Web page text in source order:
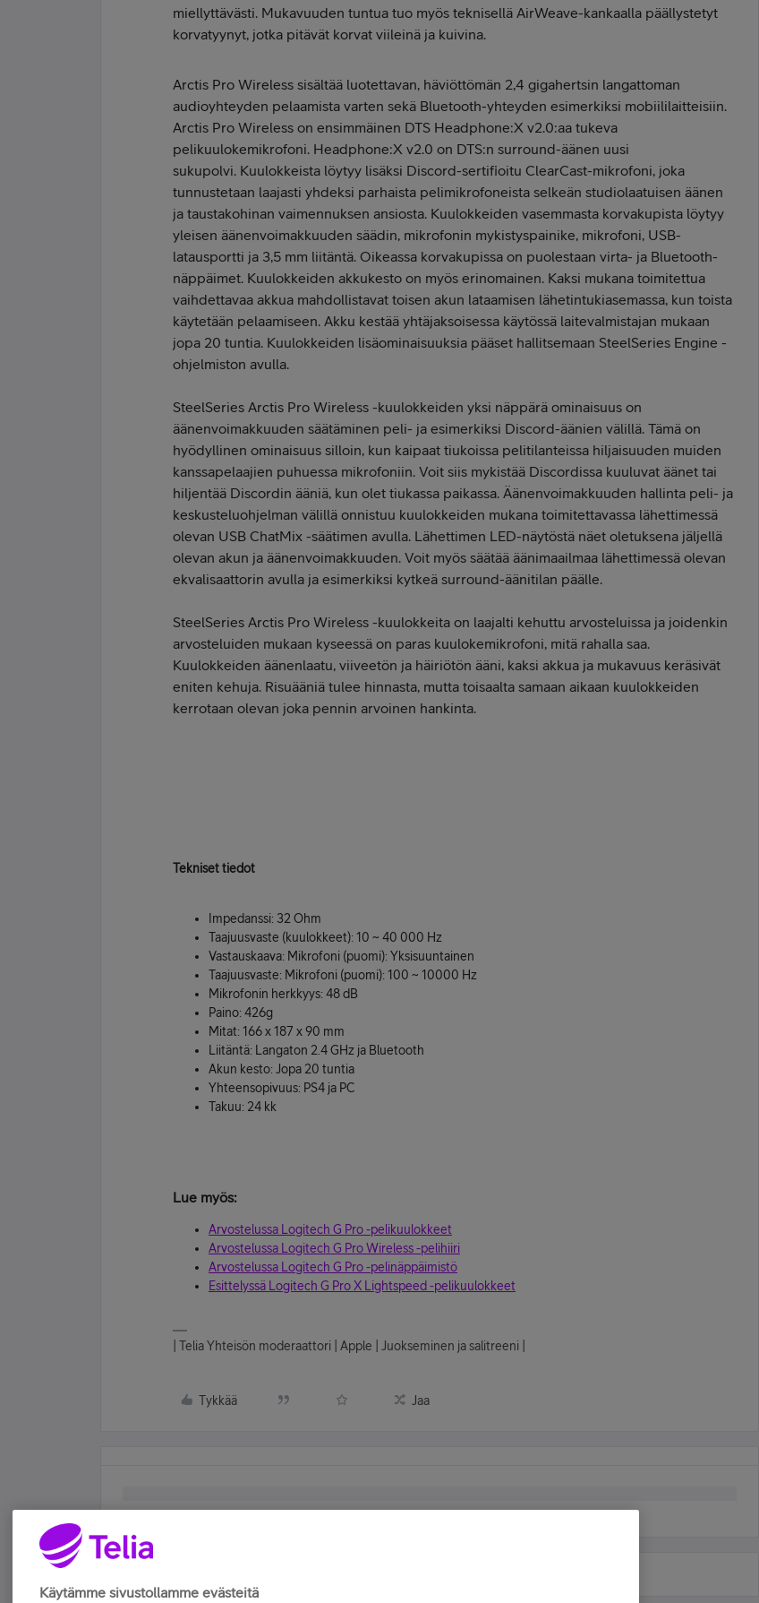
miellyttävästi. Mukavuuden tuntua tuo myös teknisellä AirWeave-kankaalla päällystetyt
korvatyynyt, jotka pitävät korvat viileinä ja kuivina.
Arctis Pro Wireless sisältää luotettavan, häviöttömän 2,4 gigahertsin langattoman
audioyhteyden pelaamista varten sekä Bluetooth-yhteyden esimerkiksi mobiililaitteisiin.
Arctis Pro Wireless on ensimmäinen DTS Headphone:X v2.0:aa tukeva
pelikuulokemikrofoni. Headphone:X v2.0 on DTS:n surround-äänen uusi
sukupolvi. Kuulokkeista löytyy lisäksi Discord-sertifioitu ClearCast-mikrofoni, joka
tunnustetaan laajasti yhdeksi parhaista pelimikrofoneista selkeän studiolaatuisen äänen
ja taustakohinan vaimennuksen ansiosta. Kuulokkeiden vasemmasta korvakupista löytyy
yleisen äänenvoimakkuuden säädin, mikrofonin mykistyspainike, mikrofoni, USB-
latausportti ja 3,5 mm liitäntä. Oikeassa korvakupissa on puolestaan virta- ja Bluetooth-
näppäimet. Kuulokkeiden akkukesto on myös erinomainen. Kaksi mukana toimitettua
vaihdettavaa akkua mahdollistavat toisen akun lataamisen lähetintukiasemassa, kun toista
käytetään pelaamiseen. Akku kestää yhtäjaksoisessa käytössä laitevalmistajan mukaan
jopa 20 tuntia. Kuulokkeiden lisäominaisuuksia pääset hallitsemaan SteelSeries Engine -
ohjelmiston avulla.
SteelSeries Arctis Pro Wireless -kuulokkeiden yksi näppärä ominaisuus on
äänenvoimakkuuden säätäminen peli- ja esimerkiksi Discord-äänien välillä. Tämä on
hyödyllinen ominaisuus silloin, kun kaipaat tiukoissa pelitilanteissa hiljaisuuden muiden
kanssapelaajien puhuessa mikrofoniin. Voit siis mykistää Discordissa kuuluvat äänet tai
hiljentää Discordin ääniä, kun olet tiukassa paikassa. Äänenvoimakkuuden hallinta peli- ja
keskusteluohjelman välillä onnistuu kuulokkeiden mukana toimitettavassa lähettimessä
olevan USB ChatMix -säätimen avulla. Lähettimen LED-näytöstä näet oletuksena jäljellä
olevan akun ja äänenvoimakkuuden. Voit myös säätää äänimaailmaa lähettimessä olevan
ekvalisaattorin avulla ja esimerkiksi kytkeä surround-äänitilan päälle.
SteelSeries Arctis Pro Wireless -kuulokkeita on laajalti kehuttu arvosteluissa ja joidenkin
arvosteluiden mukaan kyseessä on paras kuulokemikrofoni, mitä rahalla saa.
Kuulokkeiden äänenlaatu, viiveetön ja häiriötön ääni, kaksi akkua ja mukavuus keräsivät
eniten kehuja. Risuääniä tulee hinnasta, mutta toisaalta samaan aikaan kuulokkeiden
kerrotaan olevan joka pennin arvoinen hankinta.
Tekniset tiedot
Impedanssi: 32 Ohm
Taajuusvaste (kuulokkeet): 10 ~ 40 000 Hz
Vastauskaava: Mikrofoni (puomi): Yksisuuntainen
Taajuusvaste: Mikrofoni (puomi): 100 ~ 10000 Hz
Mikrofonin herkkyys: 48 dB
Paino: 426g
Mitat: 166 x 187 x 90 mm
Liitäntä: Langaton 2.4 GHz ja Bluetooth
Akun kesto: Jopa 20 tuntia
Yhteensopivuus: PS4 ja PC
Takuu: 24 kk
Lue myös:
Arvostelussa Logitech G Pro -pelikuulokkeet
Arvostelussa Logitech G Pro Wireless -pelihiiri
Arvostelussa Logitech G Pro -pelinäppäimistö
Esittelyssä Logitech G Pro X Lightspeed -pelikuulokkeet
| Telia Yhteisön moderaattori | Apple | Juokseminen ja salitreeni |
Tykkää Jaa
Käytämme sivustollamme evästeitä